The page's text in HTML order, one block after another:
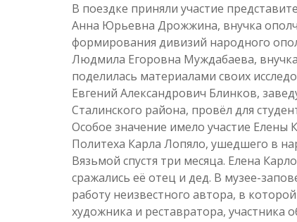
В поездке приняли участие
Анна Юрьевна Дрожжина, внучка
формирования дивизий народного
Людмила Егоровна Муждабаева,
поделилась материалами своих
Евгений Александрович Блинков,
Сталинского района, провёл для
Особое значение имело участие
Политеха Карла Лопяло, ушедшего в
Вязьмой спустя три месяца. Елена
сражались её отец и дед. В музее-
работу неизвестного автора, в
художника и реставратора, участника